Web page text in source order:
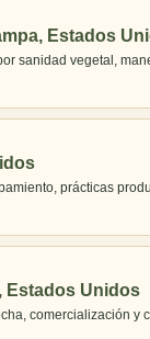
Estados
sanidad vegetal,
prácticas
Estados Unidos
comercialización y